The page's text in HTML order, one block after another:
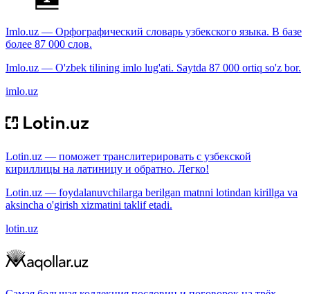
Imlo.uz — Орфографический словарь узбекского языка. В базе
более 87 000 слов.
Imlo.uz — O'zbek tilining imlo lug'ati. Saytda 87 000 ortiq so'z bor.
imlo.uz
Lotin.uz — поможет транслитерировать с узбекской
кириллицы на латиницу и обратно. Легко!
Lotin.uz — foydalanuvchilarga berilgan matnni lotindan kirillga va
aksincha o'girish xizmatini taklif etadi.
lotin.uz